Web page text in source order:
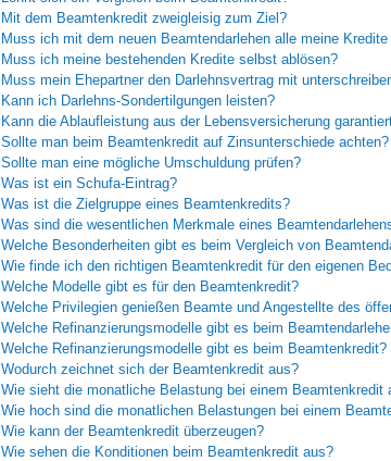
Mit dem Beamtenkredit zweigleisig zum Ziel?
Muss ich mit dem neuen Beamtendarlehen alle meine
Muss ich meine bestehenden Kredite selbst ablösen?
Muss mein Ehepartner den Darlehnsvertrag mit
Kann ich Darlehns-Sondertilgungen leisten?
Kann die Ablaufleistung aus der Lebensversicherung
Sollte man beim Beamtenkredit auf Zinsunterschiede achten?
Sollte man eine mögliche Umschuldung prüfen?
Was ist ein Schufa-Eintrag?
Was ist die Zielgruppe eines Beamtenkredits?
Was sind die wesentlichen Merkmale eines
Welche Besonderheiten gibt es beim Vergleich von
Wie finde ich den richtigen Beamtenkredit für den eigenen
Welche Modelle gibt es für den Beamtenkredit?
Welche Privilegien genießen Beamte und Angestellte des
Welche Refinanzierungsmodelle gibt es beim
Welche Refinanzierungsmodelle gibt es beim Beamtenkredit?
Wodurch zeichnet sich der Beamtenkredit aus?
Wie sieht die monatliche Belastung bei einem Beamtenkredit
Wie hoch sind die monatlichen Belastungen bei einem
Wie kann der Beamtenkredit überzeugen?
Wie sehen die Konditionen beim Beamtenkredit aus?